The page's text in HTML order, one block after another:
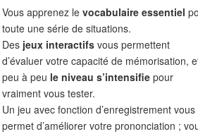
Vous apprenez le vocabulaire essentiel
toute une série de situations.
Des jeux interactifs vous permettent
d’évaluer votre capacité de mémorisation,
peu à peu le niveau s’intensifie pour
vraiment vous tester.
Un jeu avec fonction d’enregistrement vous
permet d’améliorer votre prononciation ;